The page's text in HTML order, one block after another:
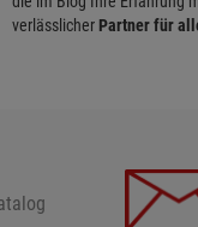
verlässlicher Partner für